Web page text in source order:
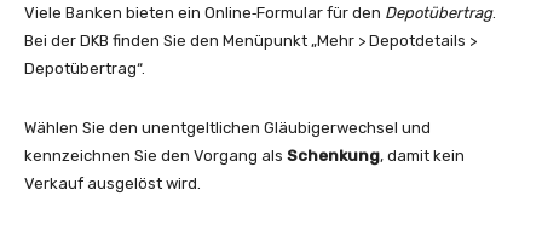
Viele Banken bieten ein Online‑Formular für den Depotübertrag.
Bei der DKB finden Sie den Menüpunkt „Mehr > Depotdetails >
Depotübertrag“.
Wählen Sie den unentgeltlichen Gläubigerwechsel und
kennzeichnen Sie den Vorgang als Schenkung, damit kein
Verkauf ausgelöst wird.